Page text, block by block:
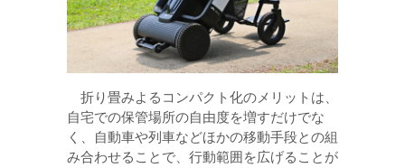
折り畳みよるコンパクト化のメリットは、
自宅での保管場所の自由度を増すだけでな
く、自動車や列車などほかの移動手段との組
み合わせることで、行動範囲を広げることが